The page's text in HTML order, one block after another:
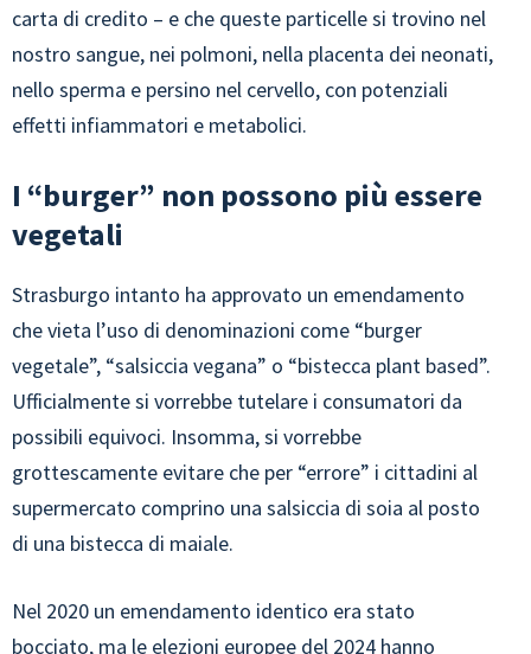
carta di credito – e che queste particelle si trovino nel
nostro sangue, nei polmoni, nella placenta dei neonati,
nello sperma e persino nel cervello, con potenziali
effetti infiammatori e metabolici.
I “burger” non possono più essere
vegetali
Strasburgo intanto ha approvato un emendamento
che vieta l’uso di denominazioni come “burger
vegetale”, “salsiccia vegana” o “bistecca plant based”.
Ufficialmente si vorrebbe tutelare i consumatori da
possibili equivoci. Insomma, si vorrebbe
grottescamente evitare che per “errore” i cittadini al
supermercato comprino una salsiccia di soia al posto
di una bistecca di maiale.
Nel 2020 un emendamento identico era stato
bocciato, ma le elezioni europee del 2024 hanno